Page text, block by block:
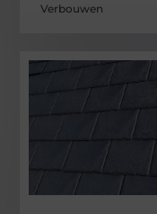
Verbouwen